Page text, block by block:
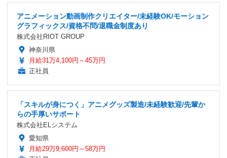
アニメーション動画制作クリエイター/未経験OK/モーション
グラフィックス/資格不問/退職金制度あり
株式会社RIOT GROUP
神奈川県
月給31万4,100円～45万円
正社員
「スキルが身につく」アニメグッズ製造/未経験歓迎/先輩か
らの手厚いサポート
株式会社ELシステム
愛知県
月給29万9,600円～58万円